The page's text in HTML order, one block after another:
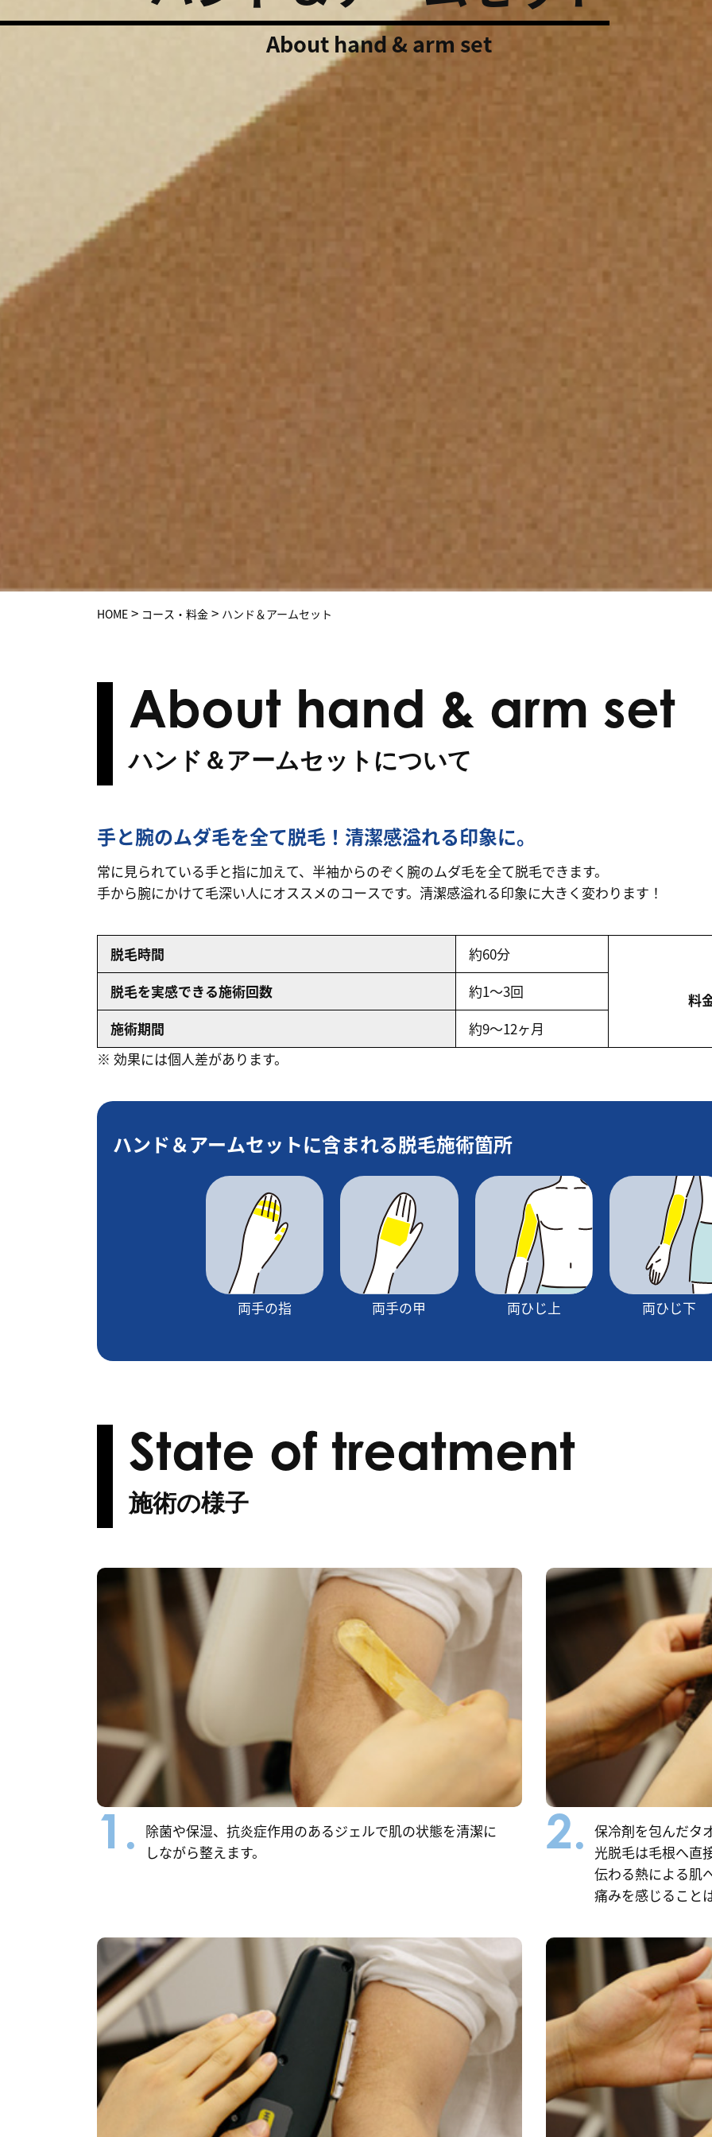
About hand & arm set
HOME > コース・料金 > ハンド＆アームセット
About hand & arm set
ハンド＆アームセットについて
手と腕のムダ毛を全て脱毛！清潔感溢れる印象に。
常に見られている手と指に加えて、半袖からのぞく腕のムダ毛を全て脱毛できます。
手から腕にかけて毛深い人にオススメのコースです。清潔感溢れる印象に大きく変わります！
脱毛時間
約60分
脱毛を実感できる施術回数
約1〜3回
施術期間
約9〜12ヶ月
料
※ 効果には個人差があります。
ハンド＆アームセットに含まれる脱毛施術箇所
両手の指 両手の甲 両ひじ上 両ひじ下
State of treatment
施術の様子
1. 除菌や保湿、抗炎症作用のあるジェルで肌の状態を清潔に
しながら整えます。
2. 保冷剤を包んだタ
光脱毛は毛根へ直
伝わる熱による肌
痛みを感じること